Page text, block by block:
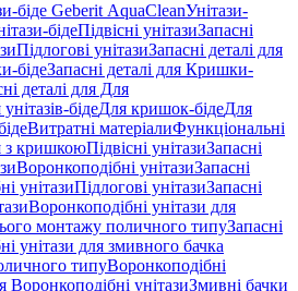
біде Geberit AquaCleanУнітази-
бідеПідвісні унітазиЗапасні
Підлогові унітазиЗапасні деталі для
бідеЗапасні деталі для Кришки-
деталі для Для
бідеДля кришок-бідеДля
Витратні матеріалиФункціональні
з кришкоюПідвісні унітазиЗапасні
Воронкоподібні унітазиЗапасні
унітазиПідлогові унітазиЗапасні
Воронкоподібні унітази для
монтажу поличного типуЗапасні
унітази для змивного бачка
типуВоронкоподібні
Воронкоподібні унітазиЗмивні бачки